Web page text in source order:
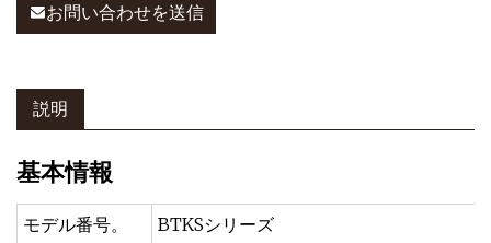
お問い合わせを送信
説明
基本情報
モデル番号。
BTKSシリーズ